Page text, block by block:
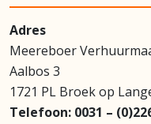
Adres
Meereboer
Aalbos 3
1721 PL Broek op
Telefoon: 0031 –